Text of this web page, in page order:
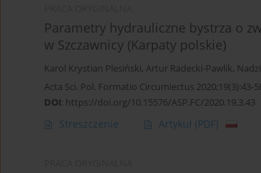
Parametry hydrauliczne bystrza o
w Szczawnicy (Karpaty polskie)
Karol Krystian Plesiński, Artur Radecki-Pawlik,
Acta Sci. Pol. Formatio Circumiectus 2020;19(3):43-
DOI: https://doi.org/10.15576/ASP.FC/2020.19.3.43
Streszczenie Artykuł (PDF)